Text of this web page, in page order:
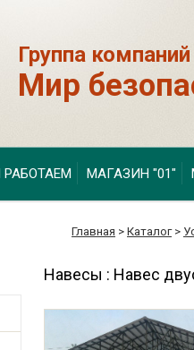
Группа компаний
Мир
МАГАЗИН "01"
Главная > Каталог>
Навесы : Навес